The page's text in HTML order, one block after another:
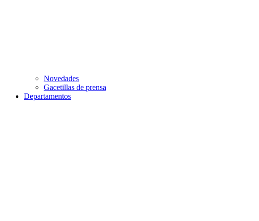
Novedades
Gacetillas de prensa
Departamentos